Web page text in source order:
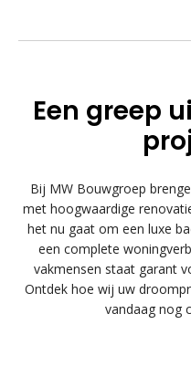
Een greep
Bij MW Bouwgroep
met hoogwaardige
het nu gaat om een luxe
een complete
vakmensen staat garant
Ontdek hoe wij uw
vandaag nog